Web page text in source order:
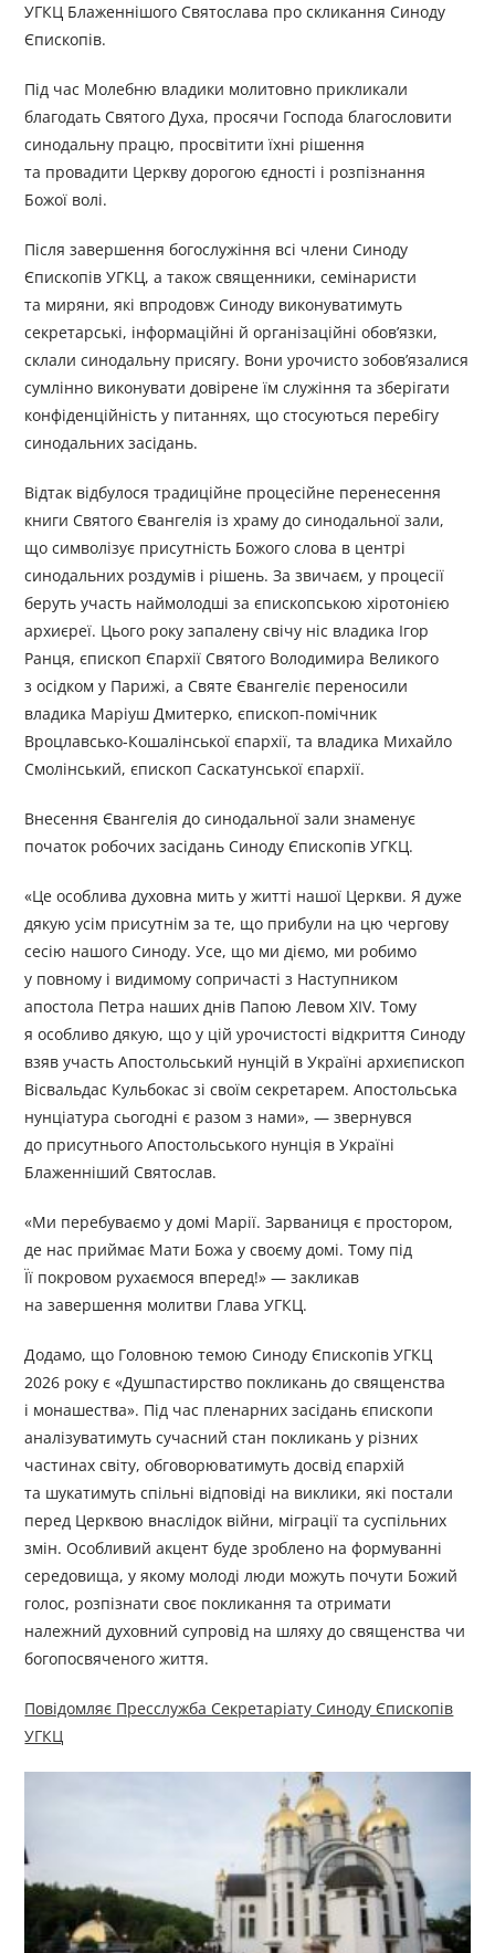
УГКЦ Блаженнішого Святослава про скликання Синоду
Єпископів.
Під час Молебню владики молитовно прикликали
благодать Святого Духа, просячи Господа благословити
синодальну працю, просвітити їхні рішення
та провадити Церкву дорогою єдності і розпізнання
Божої волі.
Після завершення богослужіння всі члени Синоду
Єпископів УГКЦ, а також священники, семінаристи
та миряни, які впродовж Синоду виконуватимуть
секретарські, інформаційні й організаційні обов’язки,
склали синодальну присягу. Вони урочисто зобов’язалися
сумлінно виконувати довірене їм служіння та зберігати
конфіденційність у питаннях, що стосуються перебігу
синодальних засідань.
Відтак відбулося традиційне процесійне перенесення
книги Святого Євангелія із храму до синодальної зали,
що символізує присутність Божого слова в центрі
синодальних роздумів і рішень. За звичаєм, у процесії
беруть участь наймолодші за єпископською хіротонією
архиєреї. Цього року запалену свічу ніс владика Ігор
Ранця, єпископ Єпархії Святого Володимира Великого
з осідком у Парижі, а Святе Євангеліє переносили
владика Маріуш Дмитерко, єпископ-помічник
Вроцлавсько-Кошалінської єпархії, та владика Михайло
Смолінський, єпископ Саскатунської єпархії.
Внесення Євангелія до синодальної зали знаменує
початок робочих засідань Синоду Єпископів УГКЦ.
«Це особлива духовна мить у житті нашої Церкви. Я дуже
дякую усім присутнім за те, що прибули на цю чергову
сесію нашого Синоду. Усе, що ми діємо, ми робимо
у повному і видимому сопричасті з Наступником
апостола Петра наших днів Папою Левом XIV. Тому
я особливо дякую, що у цій урочистості відкриття Синоду
взяв участь Апостольський нунцій в Україні архиєпископ
Вісвальдас Кульбокас зі своїм секретарем. Апостольська
нунціатура сьогодні є разом з нами», — звернувся
до присутнього Апостольського нунція в Україні
Блаженніший Святослав.
«Ми перебуваємо у домі Марії. Зарваниця є простором,
де нас приймає Мати Божа у своєму домі. Тому під
Її покровом рухаємося вперед!» — закликав
на завершення молитви Глава УГКЦ.
Додамо, що Головною темою Синоду Єпископів УГКЦ
2026 року є «Душпастирство покликань до священства
і монашества». Під час пленарних засідань єпископи
аналізуватимуть сучасний стан покликань у різних
частинах світу, обговорюватимуть досвід єпархій
та шукатимуть спільні відповіді на виклики, які постали
перед Церквою внаслідок війни, міграції та суспільних
змін. Особливий акцент буде зроблено на формуванні
середовища, у якому молоді люди можуть почути Божий
голос, розпізнати своє покликання та отримати
належний духовний супровід на шляху до священства чи
богопосвяченого життя.
Повідомляє Пресслужба Секретаріату Синоду Єпископів
УГКЦ